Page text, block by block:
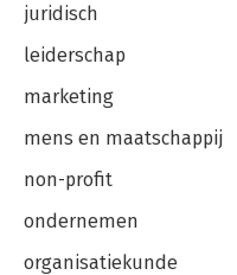
juridisch
leiderschap
marketing
mens en maatschappij
non-profit
ondernemen
organisatiekunde